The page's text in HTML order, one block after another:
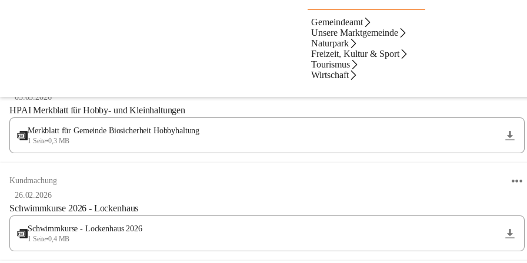
Gemeindeamt
Unsere Marktgemeinde
Naturpark
Freizeit, Kultur & Sport
Tourismus
Wirtschaft
05.03.2026
HPAI Merkblatt für Hobby- und Kleinhaltungen
Merkblatt für Gemeinde Biosicherheit Hobbyhaltung
1 Seite•0,3 MB
Kundmachung
26.02.2026
Schwimmkurse 2026 - Lockenhaus
Schwimmkurse - Lockenhaus 2026
1 Seite•0,4 MB